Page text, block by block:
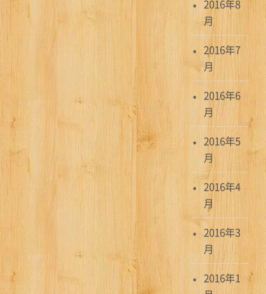
2016年8
月
2016年7
月
2016年6
月
2016年5
月
2016年4
月
2016年3
月
2016年1